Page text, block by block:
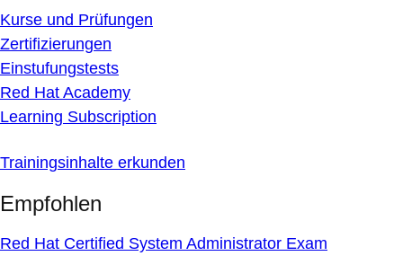
Kurse und Prüfungen
Zertifizierungen
Einstufungstests
Red Hat Academy
Learning Subscription
Trainingsinhalte erkunden
Empfohlen
Red Hat Certified System Administrator Exam